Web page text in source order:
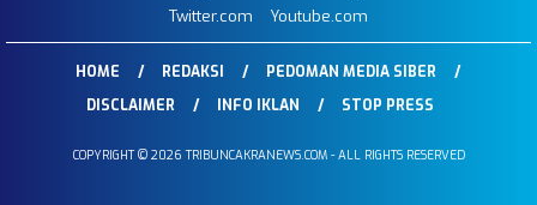
Twitter.com
Youtube.com
HOME REDAKSI
PEDOMAN MEDIA SIBER
DISCLAIMER
INFO IKLAN STOP PRESS
COPYRIGHT © 2026 TRIBUNCAKRANEWS.COM - ALL RIGHTS RESERVED